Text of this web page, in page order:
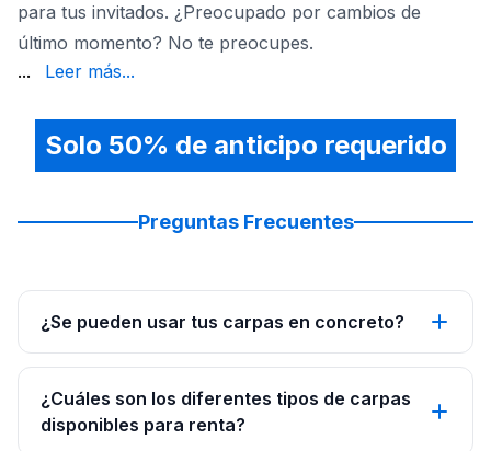
para tus invitados. ¿Preocupado por cambios de
último momento? No te preocupes.
es necesario. Elige Sky High Party Rentals para un
... Leer más...
Solo 50% de anticipo requerido
Preguntas Frecuentes
¿Se pueden usar tus carpas en concreto?
¿Cuáles son los diferentes tipos de carpas
disponibles para renta?